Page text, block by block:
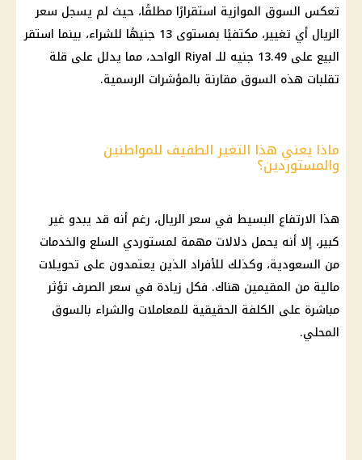
تعكس السوق الموازية استقرارًا مطلقًا، حيث لم يسجل سعر
الريال أي تغيير، مكتفيًا بمستوى 13 جنيهًا للشراء، بينما استقر
البيع على 13.49 جنيه للـ Riyal الواحد، مما يدلل على قلة
تقلبات هذه السوق مقارنة بالمؤشرات الرسمية.
ماذا يعني هذا التغير الطفيف للمواطنين
والمستوردين؟
هذا الارتفاع البسيط في سعر الريال، رغم أنه قد يبدو غير
كبير، إلا أنه يحمل دلالات مهمة لمستوردي السلع والخدمات
من السعودية، وكذلك للأفراد الذين يعتمدون على تحويلات
مالية من المقيمين هناك. فكل زيادة في سعر الصرف تؤثر
مباشرة على الكلفة الحقيقية للمعاملات والشراء بالسوق
المحلي.